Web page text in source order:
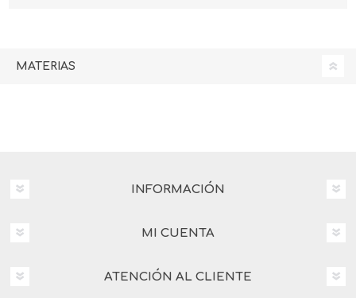
MATERIAS
INFORMACIÓN
MI CUENTA
ATENCIÓN AL CLIENTE